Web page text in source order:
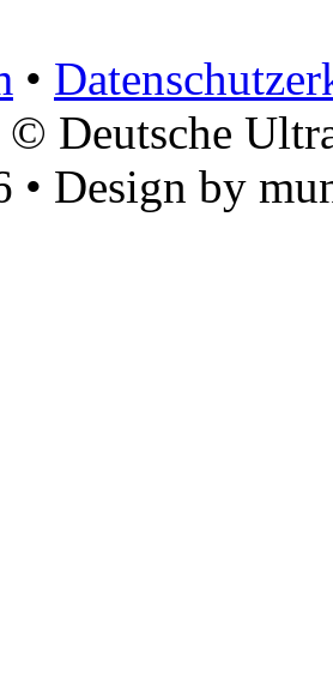
•
Deutsche
• Design by